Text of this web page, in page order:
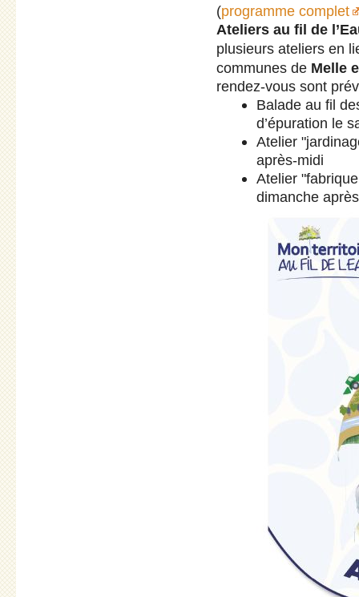
(programme complet
Ateliers au fil de
plusieurs ateliers en
communes de Melle
rendez-vous sont
Balade au fil
d’épuration le
Atelier
après-midi
Atelier
dimanche